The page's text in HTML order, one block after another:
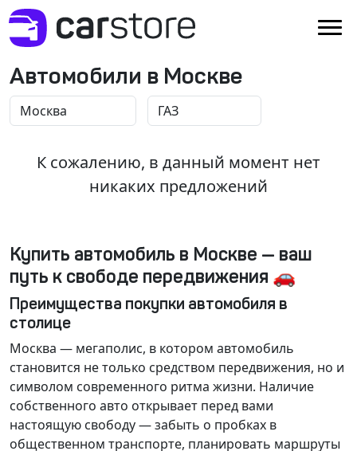
Автомобили в Москве
К сожалению, в данный момент нет
никаких предложений
Купить автомобиль в Москве — ваш
путь к свободе передвижения 🚗
Преимущества покупки автомобиля в
столице
Москва — мегаполис, в котором автомобиль
становится не только средством передвижения, но и
символом современного ритма жизни. Наличие
собственного авто открывает перед вами
настоящую свободу — забыть о пробках в
общественном транспорте, планировать маршруты